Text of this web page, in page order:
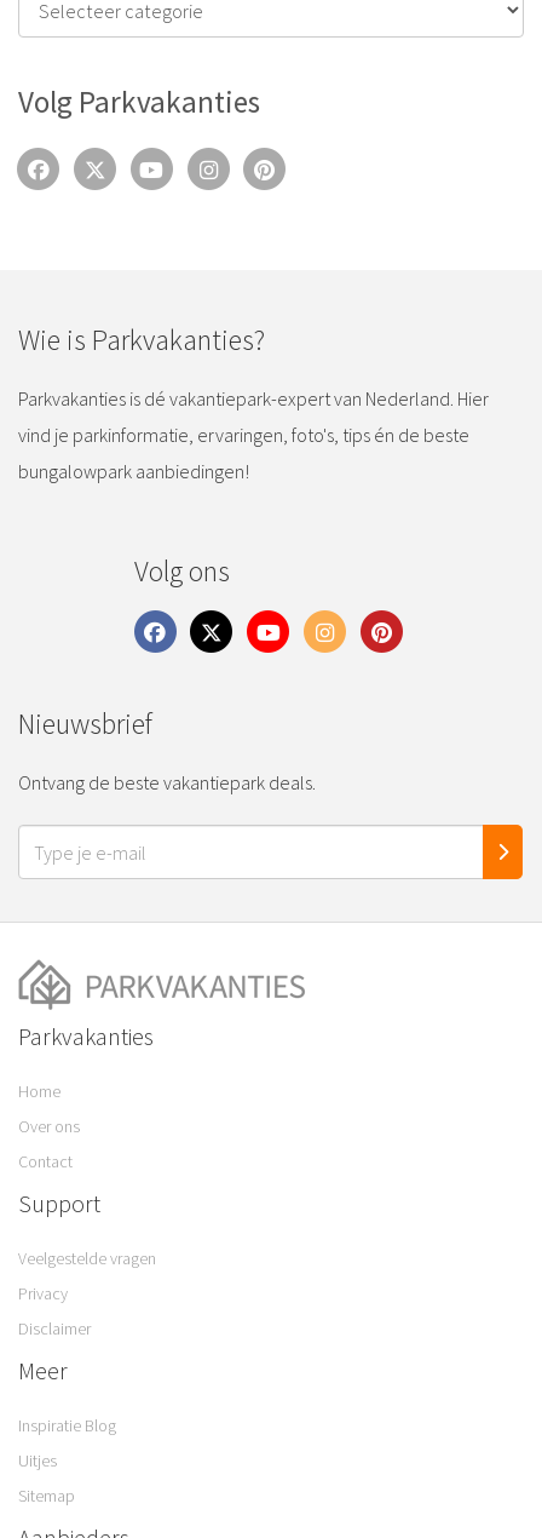
Volg Parkvakanties
Wie is Parkvakanties?
Parkvakanties is dé vakantiepark-expert van Nederland. Hier
vind je parkinformatie, ervaringen, foto's, tips én de beste
bungalowpark aanbiedingen!
Volg ons
Nieuwsbrief
Ontvang de beste vakantiepark deals.
Parkvakanties
Home
Over ons
Contact
Support
Veelgestelde vragen
Privacy
Disclaimer
Meer
Inspiratie Blog
Uitjes
Sitemap